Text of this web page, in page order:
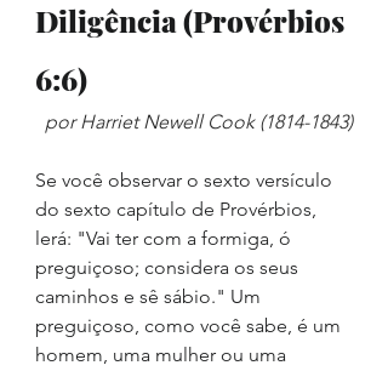
Diligência (Provérbios
6:6)
por Harriet Newell Cook (1814-1843)
Se você observar o sexto versículo
do sexto capítulo de Provérbios,
lerá: "Vai ter com a formiga, ó
preguiçoso; considera os seus
caminhos e sê sábio." Um
preguiçoso, como você sabe, é um
homem, uma mulher ou uma